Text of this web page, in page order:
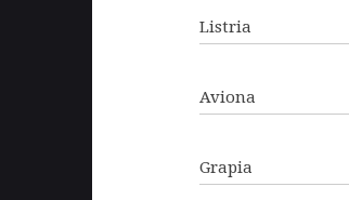
Listria
Aviona
Grapia